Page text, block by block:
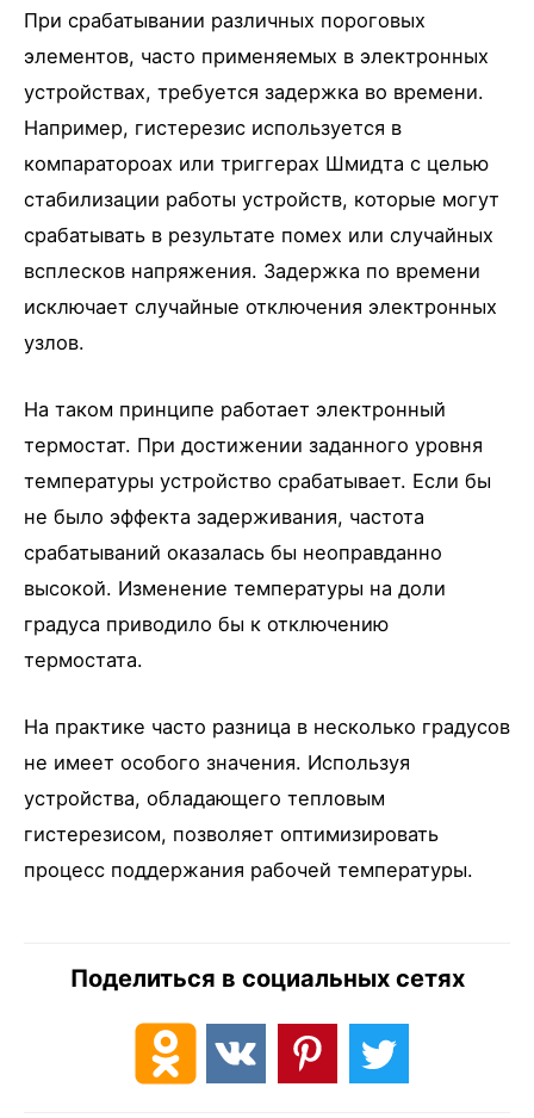
При срабатывании различных пороговых
элементов, часто применяемых в электронных
устройствах, требуется задержка во времени.
Например, гистерезис используется в
компаратороах или триггерах Шмидта с целью
стабилизации работы устройств, которые могут
срабатывать в результате помех или случайных
всплесков напряжения. Задержка по времени
исключает случайные отключения электронных
узлов.
На таком принципе работает электронный
термостат. При достижении заданного уровня
температуры устройство срабатывает. Если бы
не было эффекта задерживания, частота
срабатываний оказалась бы неоправданно
высокой. Изменение температуры на доли
градуса приводило бы к отключению
термостата.
На практике часто разница в несколько градусов
не имеет особого значения. Используя
устройства, обладающего тепловым
гистерезисом, позволяет оптимизировать
процесс поддержания рабочей температуры.
Поделиться в социальных сетях